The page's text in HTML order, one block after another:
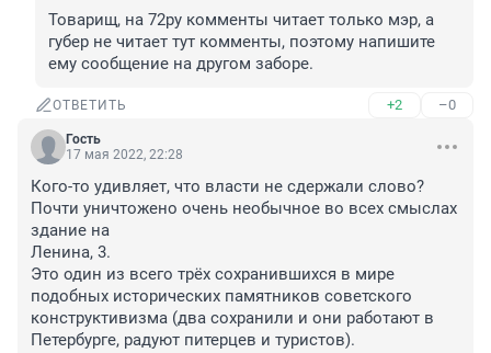
Товарищ, на 72ру комменты читает только мэр, а
губер не читает тут комменты, поэтому напишите
ему сообщение на другом заборе.
ОТВЕТИТЬ +2 –0
Гость
17 мая 2022, 22:28
Кого-то удивляет, что власти не сдержали слово?
Почти уничтожено очень необычное во всех смыслах
здание на
Ленина, 3.
Это один из всего трёх сохранившихся в мире
подобных исторических памятников советского
конструктивизма (два сохранили и они работают в
Петербурге, радуют питерцев и туристов).